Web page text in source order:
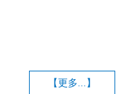
【更多...】